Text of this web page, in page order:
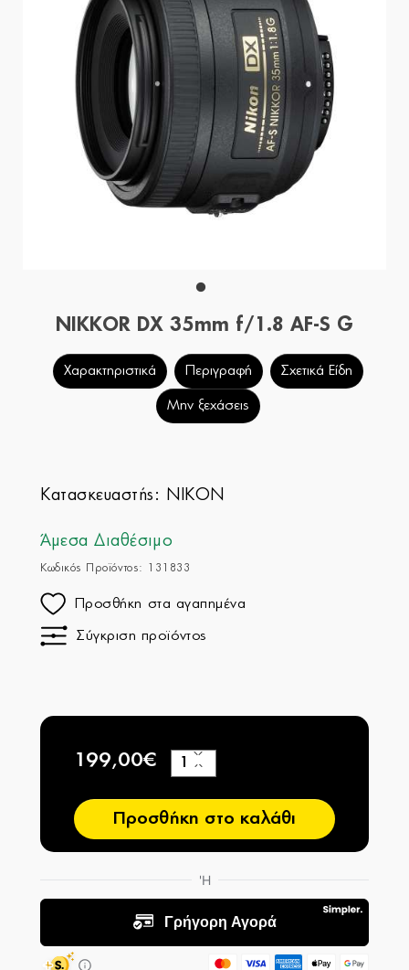
NIKKOR DX 35mm f/1.8 AF-S G
Χαρακτηριστικά Περιγραφή Σχετικά Είδη
Μην ξεχάσεις
Κατασκευαστής: NIKON
Άμεσα Διαθέσιμο
Κωδικός Προϊόντος: 131833
Προσθήκη στα αγαπημένα
Σύγκριση προϊόντος
199,00€
−
+
Προσθήκη στο καλάθι